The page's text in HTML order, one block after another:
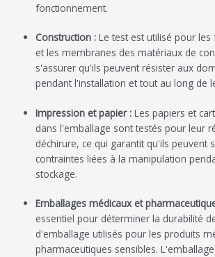
fonctionnement.
Construction : Le test est utilisé pour
et les membranes des matériaux de
s'assurer qu'ils peuvent résister aux
pendant l'installation et tout au long de
Impression et papier : Les papiers et
dans l'emballage sont testés pour leur
déchirure, ce qui garantit qu'ils peuvent
contraintes liées à la manipulation
stockage.
Emballages médicaux et
essentiel pour déterminer la durabilité
d'emballage utilisés pour les produits
pharmaceutiques sensibles.